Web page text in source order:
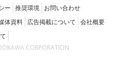
ー 推奨環境 お問い合わせ
体資料 広告掲載について 会社概要
CORPORATION